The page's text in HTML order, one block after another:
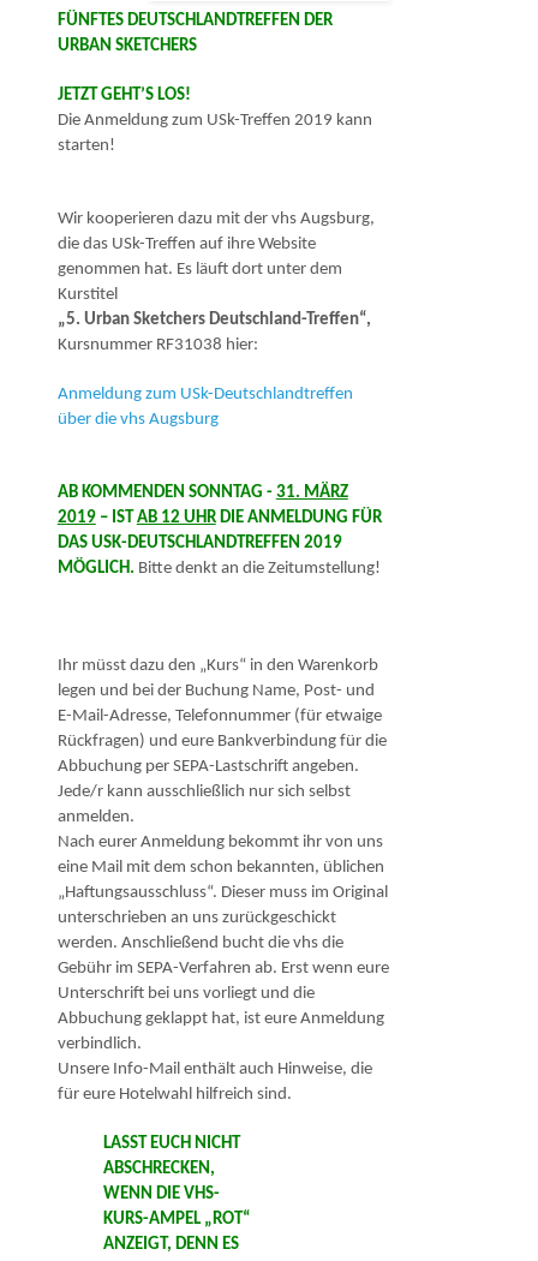
FÜNFTES DEUTSCHLANDTREFFEN DER
URBAN SKETCHERS
JETZT GEHT’S LOS!
Die Anmeldung zum USk-Treffen 2019 kann
starten!
Wir kooperieren dazu mit der vhs Augsburg,
die das USk-Treffen auf ihre Website
genommen hat. Es läuft dort unter dem
Kurstitel
„5. Urban Sket­chers Deutschland-Treffen“,
Kursnummer RF31038 hier:
Anmeldung zum USk-Deutschlandtreffen
über die vhs Augsburg
AB KOMMENDEN SONNTAG - 31. MÄRZ
2019– IST AB 12 UHRDIE ANMELDUNG FÜR
DAS USK-DEUTSCHLANDTREFFEN 2019
MÖGLICH. Bitte denkt an die Zeitumstellung!
Ihr müsst dazu den „Kurs“ in den Warenkorb
legen und bei der Buchung Name, Post- und
E-Mail-Adresse, Telefonnummer (für etwaige
Rückfragen) und eure Bank­ver­bindung für die
Abbuchung per SEPA-Lastschrift angeben.
Jede/r kann ausschließlich nur sich selbst
anmelden.
Nach eurer Anmeldung bekommt ihr von uns
eine Mail mit dem schon bekannten, üblichen
„Haftungsausschluss“. Dieser muss im Original
unterschrieben an uns zurück­geschickt
werden. Anschließend bucht die vhs die
Gebühr im SEPA-Verfahren ab. Erst wenn eure
Unterschrift bei uns vorliegt und die
Abbuchung geklappt hat, ist eure Anmeldung
verbindlich.
Unsere Info-Mail enthält auch Hinweise, die
für eure Hotelwahl hilfreich sind.
LASST EUCH NICHT
ABSCHRECKEN,
WENN DIE VHS-
KURS-AMPEL „ROT“
ANZEIGT, DENN ES